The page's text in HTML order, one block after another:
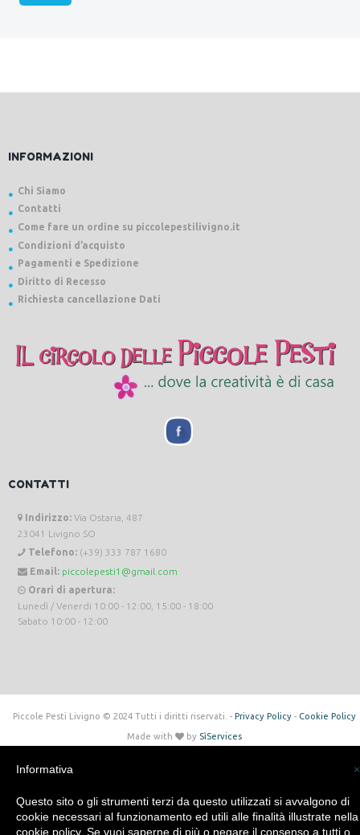
INFORMAZIONI
Chi Siamo
Contatti
Come fare un ordine su piccolepestilivigno.it
Condizioni d’acquisto
Pagamenti e Spedizione
Diritto di Recesso
Richiesta cancellazione Dati
CONTATTI
Indirizzo: Via Ostaria, 487
23041 Livigno SO
Telefono: (+39) 333 787 1680
Email: piccolepesti1@gmail.com
Orari di apertura:
Lunedì / Venerdi 10:00 - 12:00, 15:00 - 18:00
Sabato 10:00 - 12:00
Piccole Pesti Livigno © 2024 Tutti i diritti riservati. - Privacy Policy- Cookie Policy
Made with by SìServices
×
Informativa
Questo sito o gli strumenti terzi da questo utilizzati si avvalgono di
cookie necessari al funzionamento ed utili alle finalità illustrate nella
cookie policy. Se vuoi saperne di più o negare il consenso a tutti o